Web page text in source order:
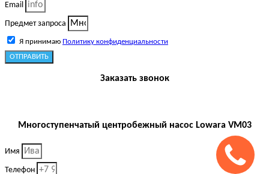
Email
Предмет запроса
Я принимаю Политику конфиденциальности
ОТПРАВИТЬ
Заказать звонок
Многоступенчатый центробежный насос Lowara VM03
Имя
Телефон